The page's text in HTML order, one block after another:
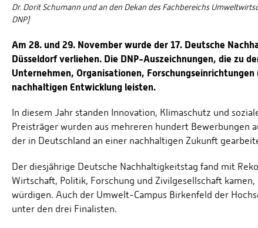
Dr. Dorit Schumann und an den Dekan des Fachbereichs
DNP)
Am 28. und 29. November wurde der 17. Deutsche
Düsseldorf verliehen. Die DNP-Auszeichnungen, die zu
Unternehmen, Organisationen,
nachhaltigen Entwicklung leisten.
In diesem Jahr standen Innovation, Klimaschutz und
Preisträger wurden aus mehreren hundert
der in Deutschland an einer nachhaltigen Zukunft
Der diesjährige Deutsche Nachhaltigkeitstag fand mit
Wirtschaft, Politik, Forschung und Zivilgesellschaft
würdigen. Auch der Umwelt-Campus Birkenfeld der
unter den drei Finalisten.